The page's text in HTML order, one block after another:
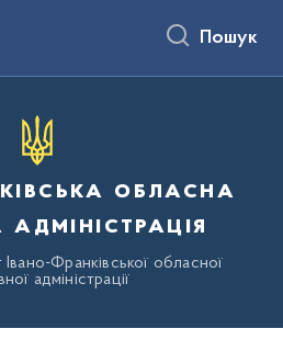
Пошук
обласна
Франківської обласної
адміністрації